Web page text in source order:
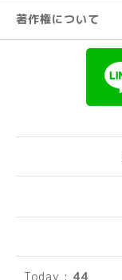
著作権について
Today : 44